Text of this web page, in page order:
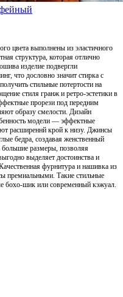
цвета выполнены из эластичного
структура, которая отлично
изделие подвергли
что дословно значит стирка с
стильные потертости на
стиля гранж и ретро-эстетики в
прорези под передним
образу смелости. Дизайн
модели — эффектные
расширеннй крой к низу. Джинсы
бедра, создавая женственный
размеры, позволяя
выделяет достоинства и
фурнитура и нашивка из
премиальными. Такие стильные
бохо-шик или современный кэжуал.